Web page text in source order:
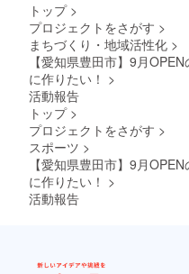
トップ >
プロジェクトをさがす >
まちづくり・地域活性化 >
【愛知県豊田市】9月
に作りたい！ >
活動報告
トップ >
プロジェクトをさがす >
スポーツ >
【愛知県豊田市】9月
に作りたい！ >
活動報告